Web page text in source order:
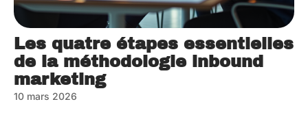
Les quatre étapes essentielles
de la méthodologie inbound
marketing
10 mars 2026